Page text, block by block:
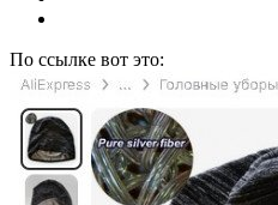
По ссылке вот это: